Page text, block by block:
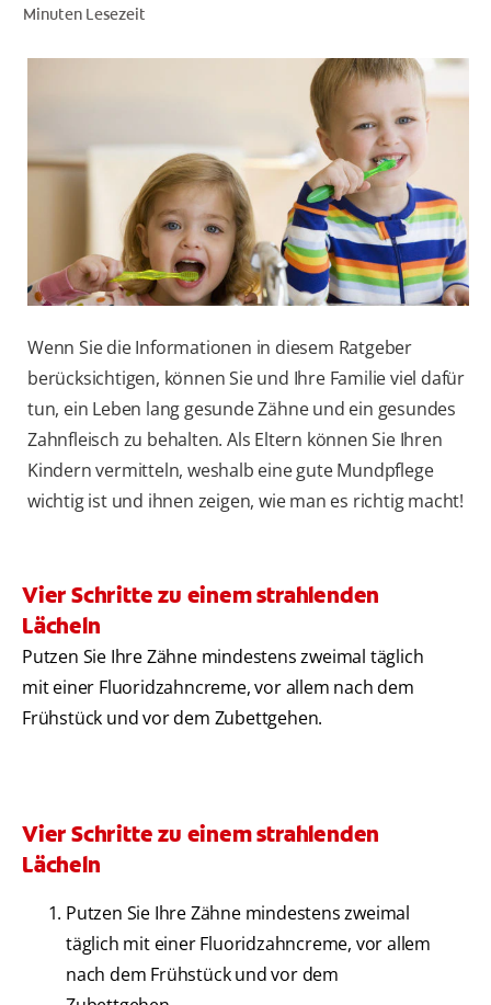
FÜR FACHKREISE
COLGATE® MARKENSHOP
AT (DE)
Minuten Lesezeit
Wenn Sie die Informationen in diesem Ratgeber
berücksichtigen, können Sie und Ihre Familie viel dafür
tun, ein Leben lang gesunde Zähne und ein gesundes
Zahnfleisch zu behalten. Als Eltern können Sie Ihren
Kindern vermitteln, weshalb eine gute Mundpflege
wichtig ist und ihnen zeigen, wie man es richtig macht!
Vier Schritte zu einem strahlenden
Lächeln
Putzen Sie Ihre Zähne mindestens zweimal täglich
mit einer Fluoridzahncreme, vor allem nach dem
Frühstück und vor dem Zubettgehen.
Vier Schritte zu einem strahlenden
Lächeln
Putzen Sie Ihre Zähne mindestens zweimal
täglich mit einer Fluoridzahncreme, vor allem
nach dem Frühstück und vor dem